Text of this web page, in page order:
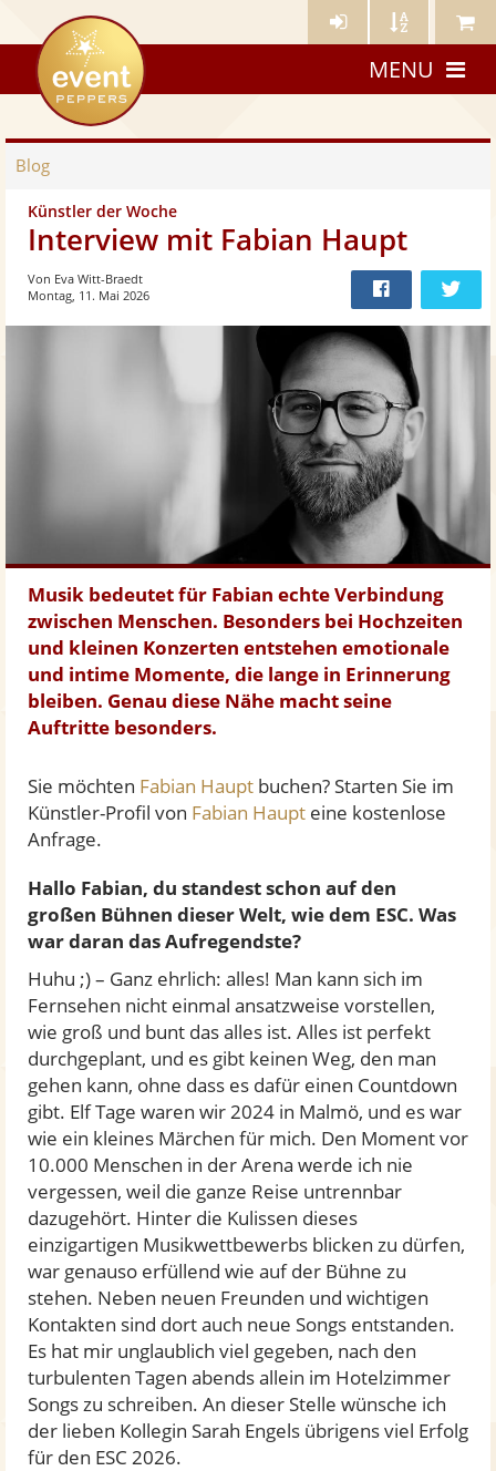
Künstler- Künstler Meine
eventpeppers
MENU
Blog
Künstler der Woche
Interview mit Fabian Haupt
Bei
Facebook
teilen
Von Eva Witt-Braedt
Montag, 11. Mai 2026
Musik bedeutet für Fabian echte Verbindung
zwischen Menschen. Besonders bei Hochzeiten
und kleinen Konzerten entstehen emotionale
und intime Momente, die lange in Erinnerung
bleiben. Genau diese Nähe macht seine
Auftritte besonders.
Sie möchten Fabian Haupt buchen? Starten Sie im
Künstler-Profil von Fabian Haupt eine kostenlose
Anfrage.
Hallo Fabian, du standest schon auf den
großen Bühnen dieser Welt, wie dem ESC. Was
war daran das Aufregendste?
Huhu ;) – Ganz ehrlich: alles! Man kann sich im
Fernsehen nicht einmal ansatzweise vorstellen,
wie groß und bunt das alles ist. Alles ist perfekt
durchgeplant, und es gibt keinen Weg, den man
gehen kann, ohne dass es dafür einen Countdown
gibt. Elf Tage waren wir 2024 in Malmö, und es war
wie ein kleines Märchen für mich. Den Moment vor
10.000 Menschen in der Arena werde ich nie
vergessen, weil die ganze Reise untrennbar
dazugehört. Hinter die Kulissen dieses
einzigartigen Musikwettbewerbs blicken zu dürfen,
war genauso erfüllend wie auf der Bühne zu
stehen. Neben neuen Freunden und wichtigen
Kontakten sind dort auch neue Songs entstanden.
Es hat mir unglaublich viel gegeben, nach den
turbulenten Tagen abends allein im Hotelzimmer
Songs zu schreiben. An dieser Stelle wünsche ich
der lieben Kollegin Sarah Engels übrigens viel Erfolg
für den ESC 2026.